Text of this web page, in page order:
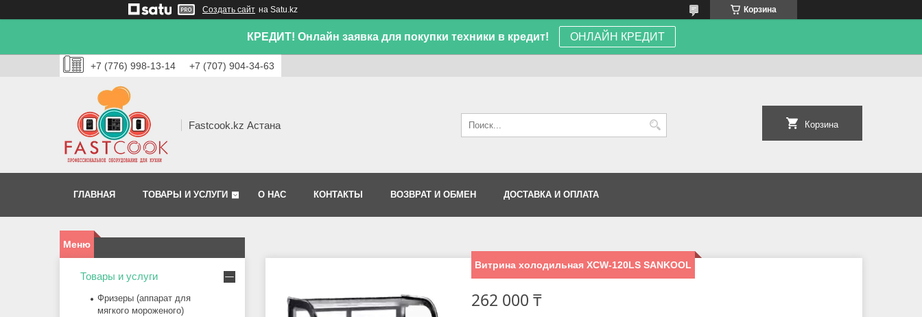
Создать сайт на Satu.kz Корзина
КРЕДИТ! Онлайн заявка для покупки техники в кредит! ОНЛАЙН КРЕДИТ
+7 (776) 998-13-14 +7 (707) 904-34-63
Fastcook.kz Астана Корзина
ГЛАВНАЯ ТОВАРЫ И УСЛУГИ О НАС КОНТАКТЫ ВОЗВРАТ И ОБМЕН ДОСТАВКА И ОПЛАТА
Витрина холодильная XCW-120LS SANKOOL
262 000 ₸
Товары и услуги
Фризеры (аппарат для
мягкого мороженого)